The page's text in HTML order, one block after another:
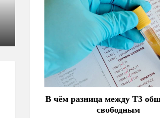
В чём разница между Т3
свободным